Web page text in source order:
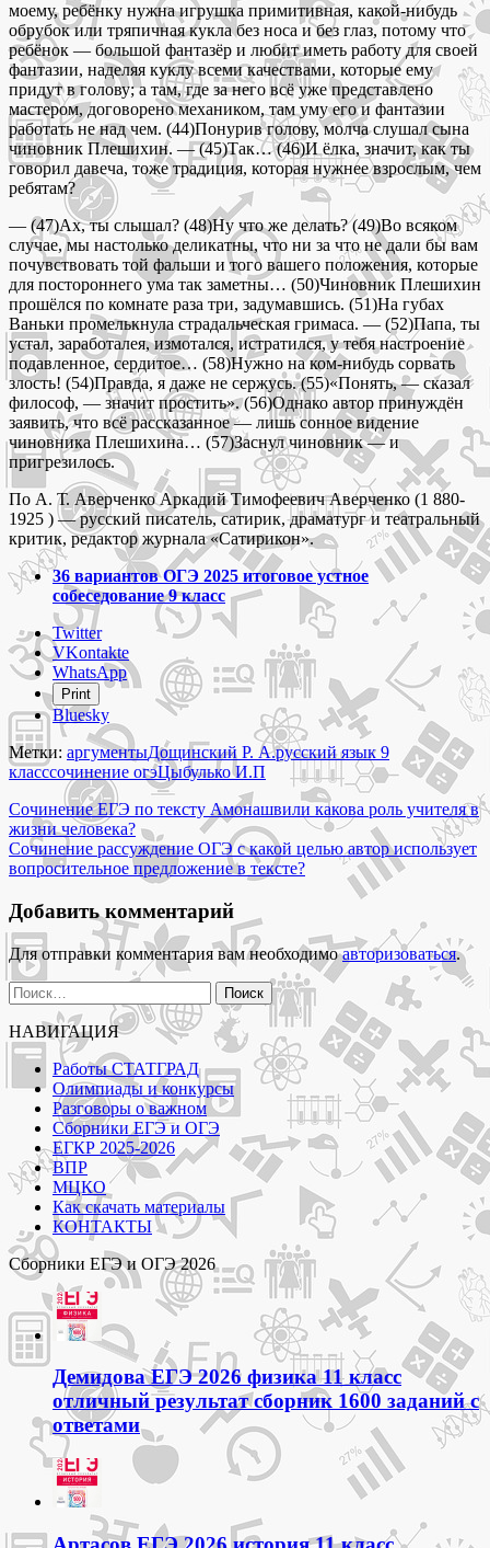
моему, ребёнку нужна игрушка примитивная, какой-нибудь
обрубок или тряпичная кукла без носа и без глаз, потому что
ребёнок — большой фантазёр и любит иметь работу для своей
фантазии, наделяя куклу всеми качествами, которые ему
придут в голову; а там, где за него всё уже представлено
мастером, договорено механиком, там уму его и фантазии
работать не над чем. (44)Понурив голову, молча слушал сына
чиновник Плешихин. — (45)Так… (46)И ёлка, значит, как ты
говорил давеча, тоже традиция, которая нужнее взрослым, чем
ребятам?
— (47)Ах, ты слышал? (48)Ну что же делать? (49)Во всяком
случае, мы настолько деликатны, что ни за что не дали бы вам
почувствовать той фальши и того вашего положения, которые
для постороннего ума так заметны… (50)Чиновник Плешихин
прошёлся по комнате раза три, задумавшись. (51)На губах
Ваньки промелькнула страдальческая гримаса. — (52)Папа, ты
устал, заработалея, измотался, истратился, у тебя настроение
подавленное, сердитое… (58)Нужно на ком-нибудь сорвать
злость! (54)Правда, я даже не сержусь. (55)«Понять, — сказал
философ, — значит простить». (56)Однако автор принуждён
заявить, что всё рассказанное — лишь сонное видение
чиновника Плешихина… (57)Заснул чиновник — и
пригрезилось.
По А. Т. Аверченко Аркадий Тимофеевич Аверченко (1 880-
1925 ) — русский писатель, сатирик, драматург и театральный
критик, редактор журнала «Сатирикон».
36 вариантов ОГЭ 2025 итоговое устное
собеседование 9 класс
Share
the
post
"Сочинение
ОГЭ
13.3
русский
язык
класс
почему
нужно
хранить
душе
веру
в
чудо?"
Twitter
VKontakte
WhatsApp
Print
Bluesky
Метки: аргументыДощинский Р. А.русский язык 9
класссочинение огэЦыбулько И.П
Навигация
по
записям
Сочинение ЕГЭ по тексту Амонашвили какова роль учителя в
жизни человека?
Сочинение рассуждение ОГЭ с какой целью автор использует
вопросительное предложение в тексте?
Добавить комментарий
Для отправки комментария вам необходимоавторизоваться.
Найти:
НАВИГАЦИЯ
Работы СТАТГРАД
Олимпиады и конкурсы
Разговоры о важном
Сборники ЕГЭ и ОГЭ
ЕГКР 2025-2026
ВПР
МЦКО
Как скачать материалы
КОНТАКТЫ
Сборники ЕГЭ и ОГЭ 2026
Демидова ЕГЭ 2026 физика 11 класс
отличный результат сборник 1600 заданий с
ответами